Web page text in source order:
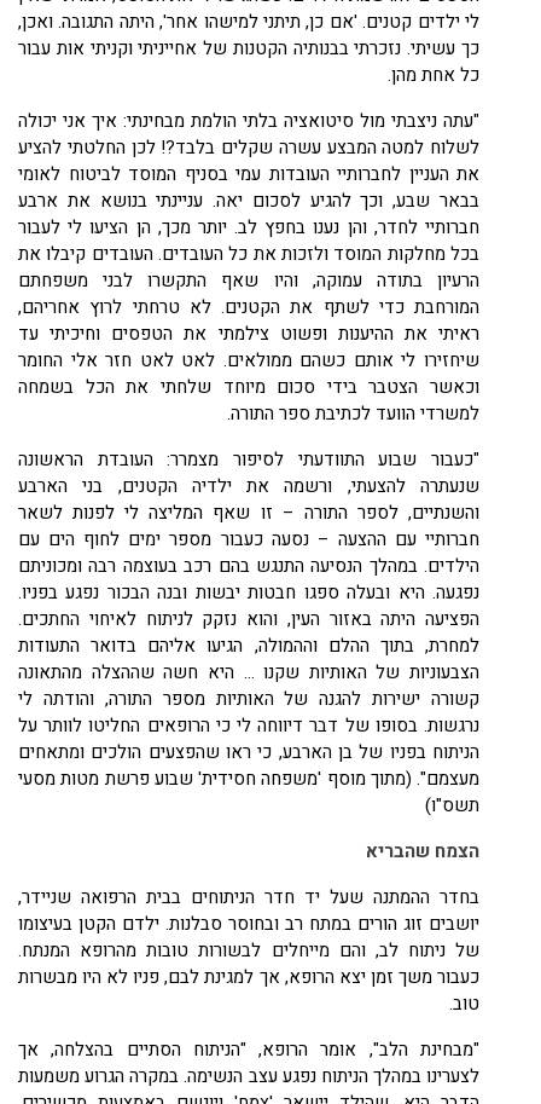
לי ילדים קטנים. 'אם כן, תיתני למישהו אחר', היתה התגובה. ואכן,
כך עשיתי. נזכרתי בבנותיה הקטנות של אחייניתי וקניתי אות עבור
כל אחת מהן.
"עתה ניצבתי מול סיטואציה בלתי הולמת מבחינתי: איך אני יכולה
לשלוח למטה המבצע עשרה שקלים בלבד?! לכן החלטתי להציע
את העניין לחברותיי העובדות עמי בסניף המוסד לביטוח לאומי
בבאר שבע, וכך להגיע לסכום יאה. עניינתי בנושא את ארבע
חברותיי לחדר, והן נענו בחפץ לב. יותר מכך, הן הציעו לי לעבור
בכל מחלקות המוסד ולזכות את כל העובדים. העובדים קיבלו את
הרעיון בתודה עמוקה, והיו שאף התקשרו לבני משפחתם
המורחבת כדי לשתף את הקטנים. לא טרחתי לרוץ אחריהם,
ראיתי את ההיענות ופשוט צילמתי את הטפסים וחיכיתי עד
שיחזירו לי אותם כשהם ממולאים. לאט לאט חזר אלי החומר
וכאשר הצטבר בידי סכום מיוחד שלחתי את הכל בשמחה
למשרדי הוועד לכתיבת ספר התורה.
"כעבור שבוע התוודעתי לסיפור מצמרר: העובדת הראשונה
שנעתרה להצעתי, ורשמה את ילדיה הקטנים, בני הארבע
והשנתיים, לספר התורה – זו שאף המליצה לי לפנות לשאר
חברותיי עם ההצעה – נסעה כעבור מספר ימים לחוף הים עם
הילדים. במהלך הנסיעה התנגש בהם רכב בעוצמה רבה ומכוניתם
נפגעה. היא ובעלה ספגו חבטות יבשות ובנה הבכור נפגע בפניו.
הפציעה היתה באזור העין, והוא נזקק לניתוח לאיחוי החתכים.
למחרת, בתוך ההלם וההמולה, הגיעו אליהם בדואר התעודות
הצבעוניות של האותיות שקנו ... היא חשה שההצלה מהתאונה
קשורה ישירות להגנה של האותיות מספר התורה, והודתה לי
נרגשות. בסופו של דבר דיווחה לי כי הרופאים החליטו לוותר על
הניתוח בפניו של בן הארבע, כי ראו שהפצעים הולכים ומתאחים
מעצמם". (מתוך מוסף 'משפחה חסידית' שבוע פרשת מטות מסעי
תשס"ו)
הצמח שהבריא
בחדר ההמתנה שעל יד חדר הניתוחים בבית הרפואה שניידר,
יושבים זוג הורים במתח רב ובחוסר סבלנות. ילדם הקטן בעיצומו
של ניתוח לב, והם מייחלים לבשורות טובות מהרופא המנתח.
כעבור משך זמן יצא הרופא, אך למגינת לבם, פניו לא היו מבשרות
טוב.
"מבחינת הלב", אומר הרופא, "הניתוח הסתיים בהצלחה, אך
לצערינו במהלך הניתוח נפגע עצב הנשימה. במקרה הגרוע משמעות